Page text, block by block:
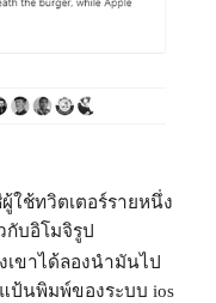
ใช้ทวิตเตอร์รายหนึ่ง
กับอิโมจิรูป
เขาได้ลองนำมันไป
ป้นพิมพ์ของระบบ ios